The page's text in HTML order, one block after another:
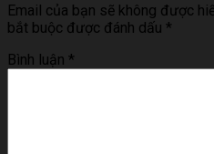
Email của bạn sẽ không được
bắt buộc được đánh dấu *
Bình luận *